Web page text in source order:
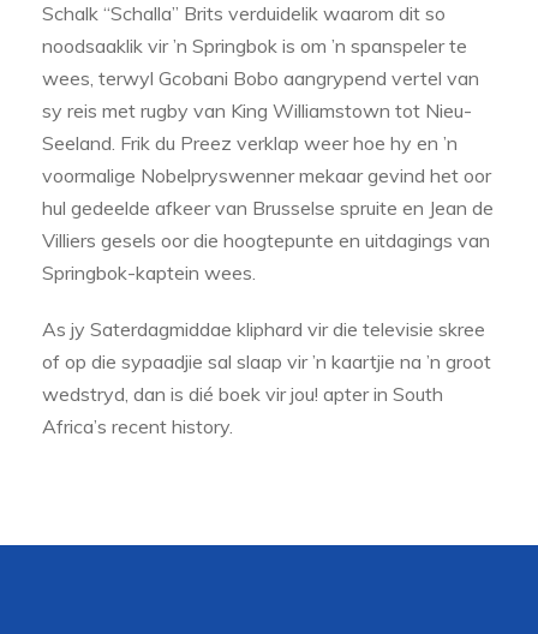
Schalk “Schalla” Brits verduidelik waarom dit so
noodsaaklik vir ’n Springbok is om ’n spanspeler te
wees, terwyl Gcobani Bobo aangrypend vertel van
sy reis met rugby van King Williamstown tot Nieu-
Seeland. Frik du Preez verklap weer hoe hy en ’n
voormalige Nobelpryswenner mekaar gevind het oor
hul gedeelde afkeer van Brusselse spruite en Jean de
Villiers gesels oor die hoogtepunte en uitdagings van
Springbok-kaptein wees.
As jy Saterdagmiddae kliphard vir die televisie skree
of op die sypaadjie sal slaap vir ’n kaartjie na ’n groot
wedstryd, dan is dié boek vir jou! apter in South
Africa’s recent history.